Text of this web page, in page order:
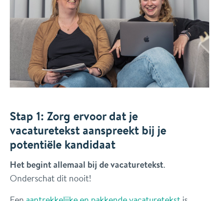
Stap 1: Zorg ervoor dat je
vacaturetekst aanspreekt bij je
potentiële kandidaat
Het begint allemaal bij de vacaturetekst.
Onderschat dit nooit!